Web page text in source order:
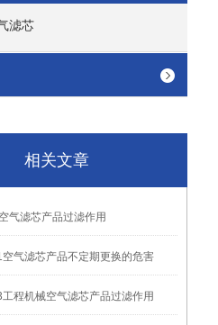
滤芯
相关文章
气滤芯产品过滤作用
气滤芯产品不定期更换的危害
程机械空气滤芯产品过滤作用